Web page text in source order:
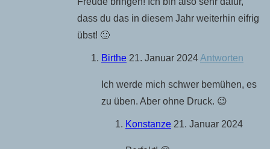
dass du das in diesem Jahr weiterhin eifrig
übst! 🙂
Birthe 21. Januar 2024Antworten
Ich werde mich schwer bemühen, es
zu üben. Aber ohne Druck. 😉
Konstanze 21. Januar 2024